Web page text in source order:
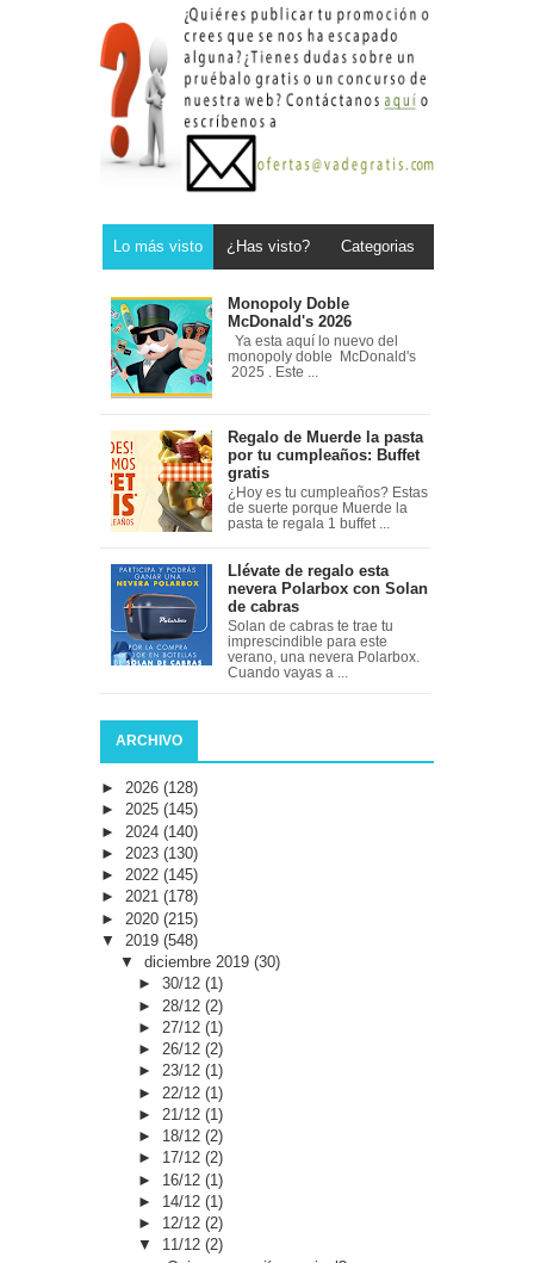
Lo más visto ¿Has visto? Categorias
Monopoly Doble
McDonald's 2026
Ya esta aquí lo nuevo del
monopoly doble McDonald's
2025 . Este ...
Regalo de Muerde la pasta
por tu cumpleaños: Buffet
gratis
¿Hoy es tu cumpleaños? Estas
de suerte porque Muerde la
pasta te regala 1 buffet ...
Llévate de regalo esta
nevera Polarbox con Solan
de cabras
Solan de cabras te trae tu
imprescindible para este
verano, una nevera Polarbox.
Cuando vayas a ...
ARCHIVO
► 2026 (128)
► 2025 (145)
► 2024 (140)
► 2023 (130)
► 2022 (145)
► 2021 (178)
► 2020 (215)
▼ 2019 (548)
▼ diciembre 2019 (30)
►30/12(1)
► 28/12(2)
► 27/12(1)
►26/12(2)
►23/12(1)
► 22/12(1)
► 21/12(1)
► 18/12(2)
► 17/12(2)
► 16/12(1)
► 14/12(1)
► 12/12(2)
▼ 11/12(2)